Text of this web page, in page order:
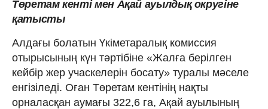
Төретам кенті мен Ақай ауылдық округіне
қатысты
Алдағы болатын Үкіметаралық комиссия
отырысының күн тәртібіне «Жалға берілген
кейбір жер учаскелерін босату» туралы мәселе
енгізіледі. Оған Төретам кентінің нақты
орналасқан аумағы 322,6 га, Ақай ауылының